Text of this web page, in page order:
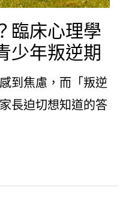
臨床心理學
少年叛逆期
到焦慮，而「叛逆
長迫切想知道的答